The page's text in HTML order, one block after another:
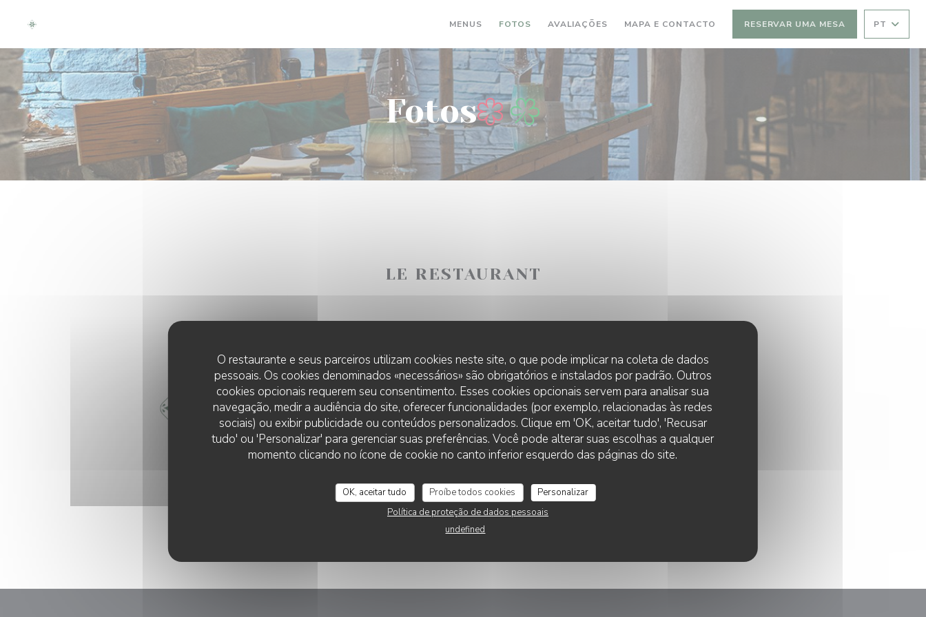
O restaurante e seus parceiros utilizam cookies neste site, o que pode implicar na coleta de dados
pessoais. Os cookies denominados «necessários» são obrigatórios e instalados por padrão. Outros
cookies opcionais requerem seu consentimento. Esses cookies opcionais servem para analisar sua
navegação, medir a audiência do site, oferecer funcionalidades (por exemplo, relacionadas às redes
sociais) ou exibir publicidade ou conteúdos personalizados. Clique em 'OK, aceitar tudo', 'Recusar
tudo' ou 'Personalizar' para gerenciar suas preferências. Você pode alterar suas escolhas a qualquer
momento clicando no ícone de cookie no canto inferior esquerdo das páginas do site.
OK, aceitar tudo Proíbe todos cookies
Personalizar
Política de proteção de dados pessoais
undefined
MENUS FOTOS AVALIAÇÕES MAPA E CONTACTO RESERVAR UMA MESA PT
Fotos
LE RESTAURANT